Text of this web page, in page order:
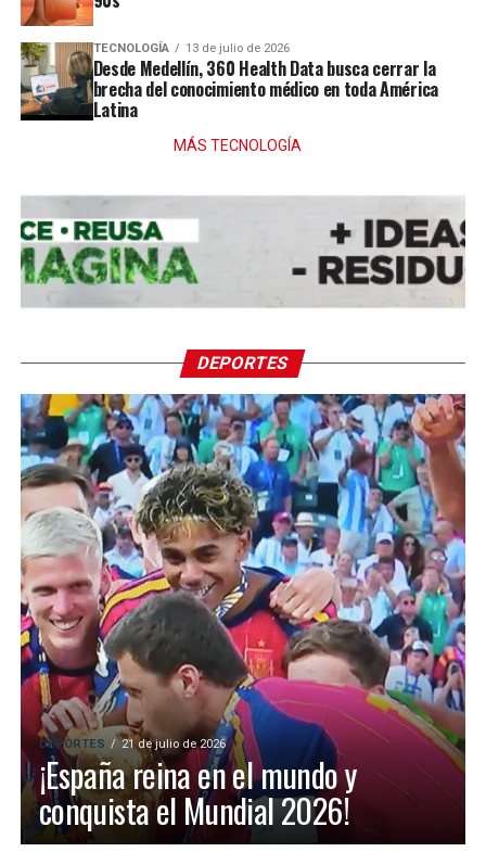
TECNOLOGÍA 13 de julio de 2026
Desde Medellín, 360 Health Data busca cerrar la
brecha del conocimiento médico en toda América
Latina
MÁS TECNOLOGÍA
DEPORTES
DEPORTES 21 de julio de 2026
¡España reina en el mundo y
conquista el Mundial 2026!